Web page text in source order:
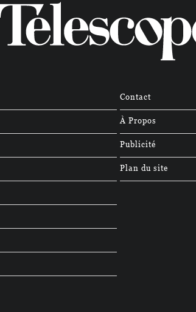
Contact
À Propos
Publicité
Plan du site